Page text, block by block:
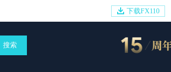
下载FX110
搜索